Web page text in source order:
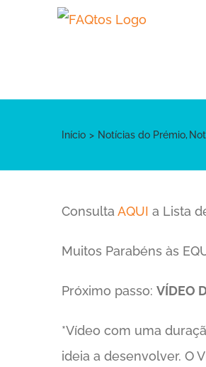
Início Notícias do Prémio
Consulta AQUI a Lista
Muitos Parabéns às
Próximo passo: VÍDEO
*Vídeo com uma
ideia a desenvolver. O